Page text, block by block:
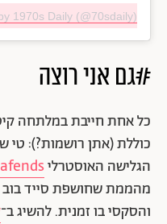
1970s Daily (@70sdaily)
#גם אני רוצה
כל אחת חייבת במלתחה
כוללת (אתן רושמות?):
הגלישה האוסטרליafends@
מהממת שחושפת סייד
והסקסי בו זמנית. להשיג ב־